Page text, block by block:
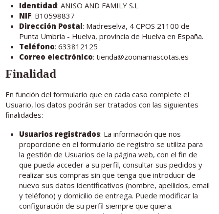
Identidad: ANISO AND FAMILY S.L
NIF: B10598837
Dirección Postal: Madreselva, 4 CPOS 21100 de
Punta Umbría - Huelva, provincia de Huelva en España.
Teléfono: 633812125
Correo electrónico: tienda@zooniamascotas.es
Finalidad
En función del formulario que en cada caso complete el
Usuario, los datos podrán ser tratados con las siguientes
finalidades:
Usuarios registrados: La información que nos
proporcione en el formulario de registro se utiliza para
la gestión de Usuarios de la página web, con el fin de
que pueda acceder a su perfil, consultar sus pedidos y
realizar sus compras sin que tenga que introducir de
nuevo sus datos identificativos (nombre, apellidos, email
y teléfono) y domicilio de entrega. Puede modificar la
configuración de su perfil siempre que quiera.